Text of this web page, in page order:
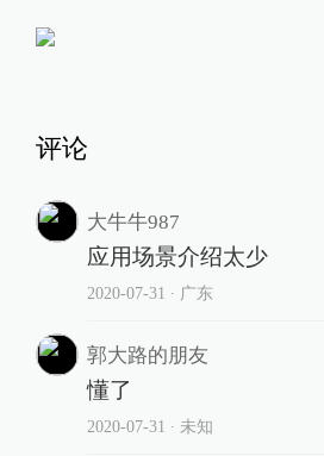
评论
大牛牛987
应用场景介绍太少
2020-07-31 ∙ 广东
郭大路的朋友
懂了
2020-07-31 ∙ 未知